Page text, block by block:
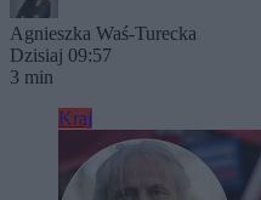
Agnieszka Waś-Turecka
Dzisiaj 09:57
3 min
Kraj